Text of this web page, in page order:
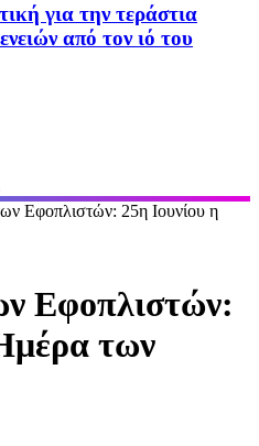
για την τεράστια
από τον ιό του
Εφοπλιστών: 25η Ιουνίου η
Εφοπλιστών:
των